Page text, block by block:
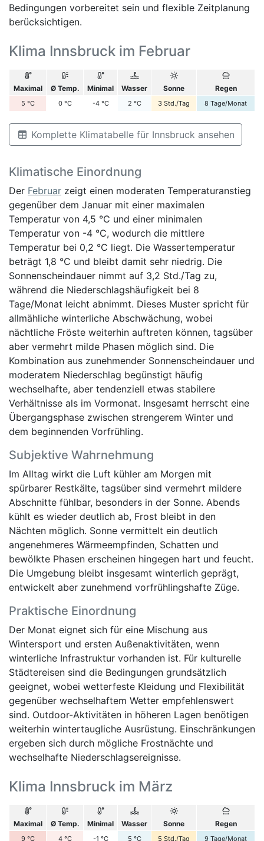
Bedingungen vorbereitet sein und flexible Zeitplanung
berücksichtigen.
Klima Innsbruck im Februar
Maximal Ø Temp. Minimal Wasser Sonne Regen
5 °C 0 °C -4 °C 2 °C 3 Std./Tag 8 Tage/Monat
Komplette Klimatabelle für Innsbruck ansehen
Klimatische Einordnung
Der Februar zeigt einen moderaten Temperaturanstieg
gegenüber dem Januar mit einer maximalen
Temperatur von 4,5 °C und einer minimalen
Temperatur von -4 °C, wodurch die mittlere
Temperatur bei 0,2 °C liegt. Die Wassertemperatur
beträgt 1,8 °C und bleibt damit sehr niedrig. Die
Sonnenscheindauer nimmt auf 3,2 Std./Tag zu,
während die Niederschlagshäufigkeit bei 8
Tage/Monat leicht abnimmt. Dieses Muster spricht für
allmähliche winterliche Abschwächung, wobei
nächtliche Fröste weiterhin auftreten können, tagsüber
aber vermehrt milde Phasen möglich sind. Die
Kombination aus zunehmender Sonnenscheindauer und
moderatem Niederschlag begünstigt häufig
wechselhafte, aber tendenziell etwas stabilere
Verhältnisse als im Vormonat. Insgesamt herrscht eine
Übergangsphase zwischen strengerem Winter und
dem beginnenden Vorfrühling.
Subjektive Wahrnehmung
Im Alltag wirkt die Luft kühler am Morgen mit
spürbarer Restkälte, tagsüber sind vermehrt mildere
Abschnitte fühlbar, besonders in der Sonne. Abends
kühlt es wieder deutlich ab, Frost bleibt in den
Nächten möglich. Sonne vermittelt ein deutlich
angenehmeres Wärmeempfinden, Schatten und
bewölkte Phasen erscheinen hingegen hart und feucht.
Die Umgebung bleibt insgesamt winterlich geprägt,
entwickelt aber zunehmend vorfrühlingshafte Züge.
Praktische Einordnung
Der Monat eignet sich für eine Mischung aus
Wintersport und ersten Außenaktivitäten, wenn
winterliche Infrastruktur vorhanden ist. Für kulturelle
Städtereisen sind die Bedingungen grundsätzlich
geeignet, wobei wetterfeste Kleidung und Flexibilität
gegenüber wechselhaftem Wetter empfehlenswert
sind. Outdoor-Aktivitäten in höheren Lagen benötigen
weiterhin wintertaugliche Ausrüstung. Einschränkungen
ergeben sich durch mögliche Frostnächte und
wechselhafte Niederschlagsereignisse.
Klima Innsbruck im März
Maximal Ø Temp. Minimal Wasser Sonne Regen
9 °C 4 °C -1 °C 5 °C 5 Std./Tag 9 Tage/Monat